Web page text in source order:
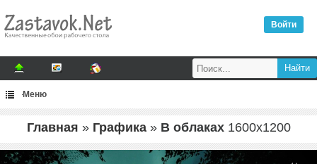
Войти
Меню
Главная » Графика» В облаках 1600x1200